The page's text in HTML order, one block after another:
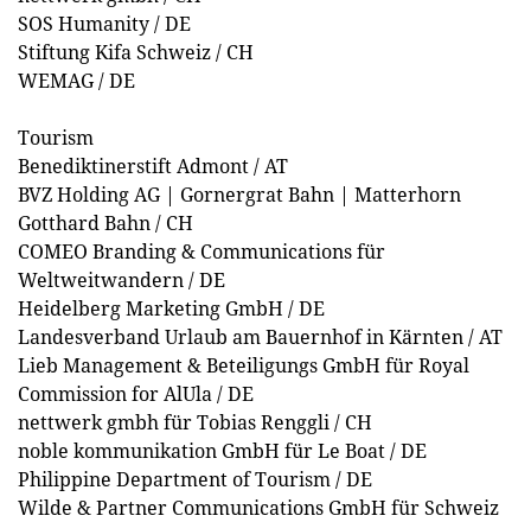
SOS Humanity / DE
Stiftung Kifa Schweiz / CH
WEMAG / DE
Tourism
Benediktinerstift Admont / AT
BVZ Holding AG | Gornergrat Bahn | Matterhorn
Gotthard Bahn / CH
COMEO Branding & Communications für
Weltweitwandern / DE
Heidelberg Marketing GmbH / DE
Landesverband Urlaub am Bauernhof in Kärnten / AT
Lieb Management & Beteiligungs GmbH für Royal
Commission for AlUla / DE
nettwerk gmbh für Tobias Renggli / CH
noble kommunikation GmbH für Le Boat / DE
Philippine Department of Tourism / DE
Wilde & Partner Communications GmbH für Schweiz